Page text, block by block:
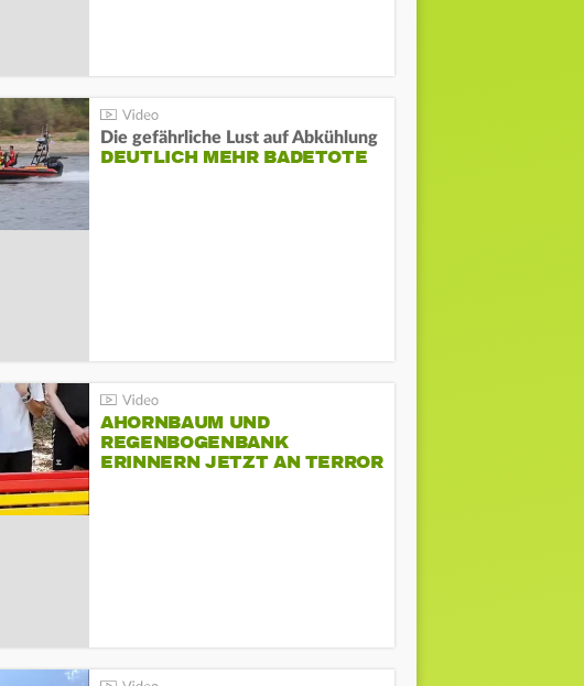
Die gefährliche Lust auf Abkühlung
DEUTLICH MEHR BADETOTE
AHORNBAUM UND
REGENBOGENBANK
ERINNERN JETZT AN TERROR